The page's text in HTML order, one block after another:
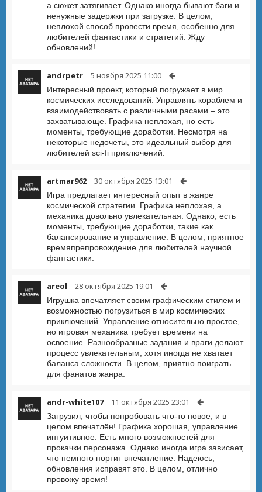
а сюжет затягивает. Однако иногда бывают баги и
ненужные задержки при загрузке. В целом,
неплохой способ провести время, особенно для
любителей фантастики и стратегий. Жду
обновлений!
andrpetr 5 ноября 2025 11:00
Интересный проект, который погружает в мир
космических исследований. Управлять кораблем и
взаимодействовать с различными расами – это
захватывающе. Графика неплохая, но есть
моменты, требующие доработки. Несмотря на
некоторые недочеты, это идеальный выбор для
любителей sci-fi приключений.
artmar962 30 октября 2025 13:01
Игра предлагает интересный опыт в жанре
космической стратегии. Графика неплохая, а
механика довольно увлекательная. Однако, есть
моменты, требующие доработки, такие как
балансирование и управление. В целом, приятное
времяпрепровождение для любителей научной
фантастики.
areol 28 октября 2025 19:01
Игрушка впечатляет своим графическим стилем и
возможностью погрузиться в мир космических
приключений. Управление относительно простое,
но игровая механика требует времени на
освоение. Разнообразные задания и враги делают
процесс увлекательным, хотя иногда не хватает
баланса сложности. В целом, приятно поиграть
для фанатов жанра.
andr-white107 11 октября 2025 23:01
Загрузил, чтобы попробовать что-то новое, и в
целом впечатлён! Графика хорошая, управление
интуитивное. Есть много возможностей для
прокачки персонажа. Однако иногда игра зависает,
что немного портит впечатление. Надеюсь,
обновления исправят это. В целом, отлично
провожу время!